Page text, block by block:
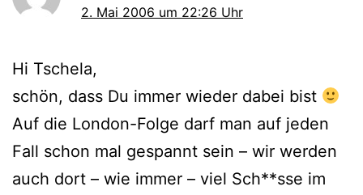
2. Mai 2006 um 22:26 Uhr
Hi Tschela,
schön, dass Du immer wieder dabei bist
Auf die London-Folge darf man auf jeden
Fall schon mal gespannt sein – wir werden
auch dort – wie immer – viel Sch**sse im